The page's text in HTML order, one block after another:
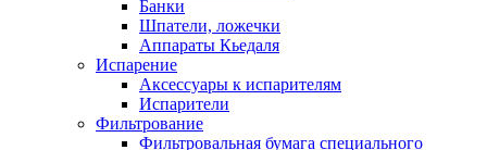
Банки
Шпатели, ложечки
Аппараты Кьедаля
Испарение
Аксессуары к испарителям
Испарители
Фильтрование
Фильтровальная бумага специального